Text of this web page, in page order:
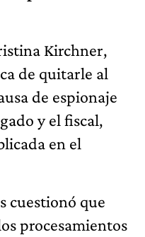
Kirchner,
de quitarle al
de espionaje
y el fiscal,
en el
cuestionó que
procesamientos